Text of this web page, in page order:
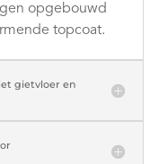
opgebouwd
topcoat.
gietvloer en